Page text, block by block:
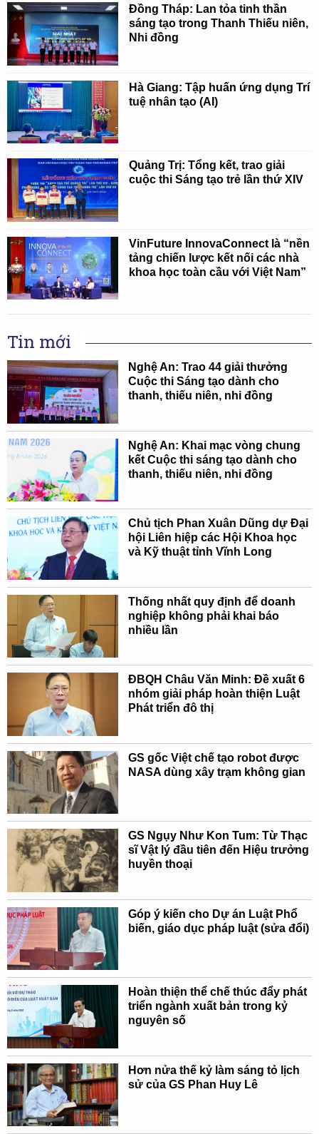
Đồng Tháp: Lan tỏa tinh thần
sáng tạo trong Thanh Thiếu niên,
Nhi đồng
Hà Giang: Tập huấn ứng dụng Trí
tuệ nhân tạo (AI)
Quảng Trị: Tổng kết, trao giải
cuộc thi Sáng tạo trẻ lần thứ XIV
VinFuture InnovaConnect là “nền
tảng chiến lược kết nối các nhà
khoa học toàn cầu với Việt Nam”
Tin mới
Nghệ An: Trao 44 giải thưởng
Cuộc thi Sáng tạo dành cho
thanh, thiếu niên, nhi đồng
Nghệ An: Khai mạc vòng chung
kết Cuộc thi sáng tạo dành cho
thanh, thiếu niên, nhi đồng
Chủ tịch Phan Xuân Dũng dự Đại
hội Liên hiệp các Hội Khoa học
và Kỹ thuật tỉnh Vĩnh Long
Thống nhất quy định để doanh
nghiệp không phải khai báo
nhiều lần
ĐBQH Châu Văn Minh: Đề xuất 6
nhóm giải pháp hoàn thiện Luật
Phát triển đô thị
GS gốc Việt chế tạo robot được
NASA dùng xây trạm không gian
GS Ngụy Như Kon Tum: Từ Thạc
sĩ Vật lý đầu tiên đến Hiệu trưởng
huyền thoại
Góp ý kiến cho Dự án Luật Phổ
biến, giáo dục pháp luật (sửa đổi)
Hoàn thiện thể chế thúc đẩy phát
triển ngành xuất bản trong kỷ
nguyên số
Hơn nửa thế kỷ làm sáng tỏ lịch
sử của GS Phan Huy Lê